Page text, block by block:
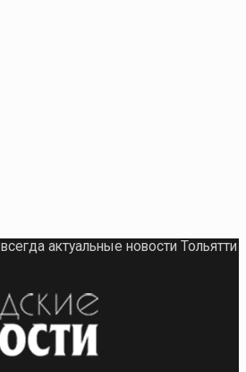
всегда актуальные новости Тольятти